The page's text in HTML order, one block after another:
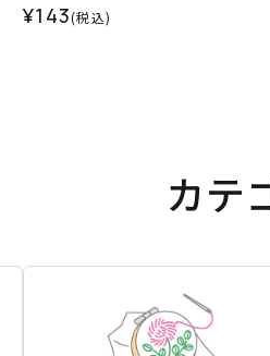
¥143(税込)
カテ